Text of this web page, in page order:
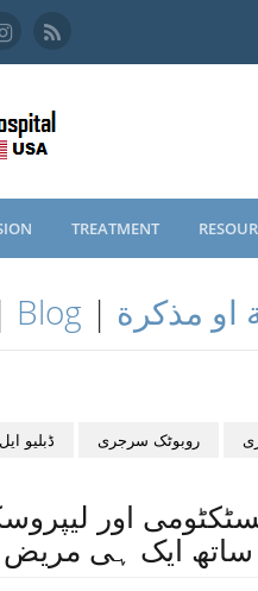
TREATMENT
| Blog | او مذكرة
ڈبلیو روبوٹک سرجری
اور
ایک ہی